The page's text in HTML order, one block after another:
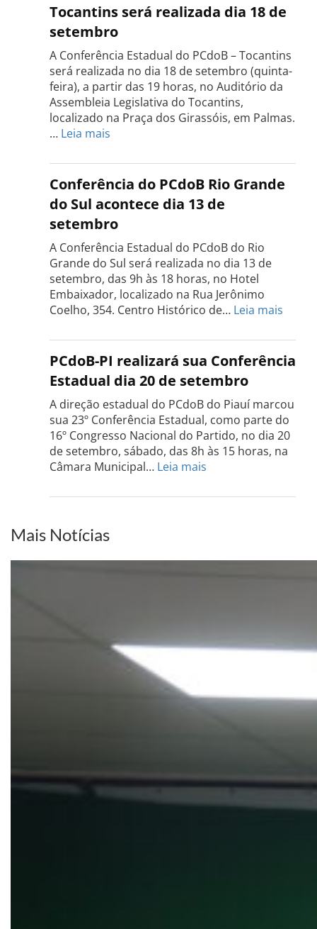
Tocantins será realizada dia 18 de
setembro
A Conferência Estadual do PCdoB – Tocantins
será realizada no dia 18 de setembro (quinta-
feira), a partir das 19 horas, no Auditório da
Assembleia Legislativa do Tocantins,
localizado na Praça dos Girassóis, em Palmas.
… Leia mais
Estadual
do
PCdoB
Tocantins
será
realizada
dia
18
de
setembro
Conferência do PCdoB Rio Grande
do Sul acontece dia 13 de
setembro
A Conferência Estadual do PCdoB do Rio
Grande do Sul será realizada no dia 13 de
setembro, das 9h às 18 horas, no Hotel
Embaixador, localizado na Rua Jerônimo
Coelho, 354. Centro Histórico de… Leia mais
do
PCdoB
Rio
do
Sul
dia
PCdoB-PI realizará sua Conferência
Estadual dia 20 de setembro
A direção estadual do PCdoB do Piauí marcou
sua 23º Conferência Estadual, como parte do
16º Congresso Nacional do Partido, no dia 20
de setembro, sábado, das 8h às 15 horas, na
Câmara Municipal… Leia mais
PI
Estadual
Mais Notícias